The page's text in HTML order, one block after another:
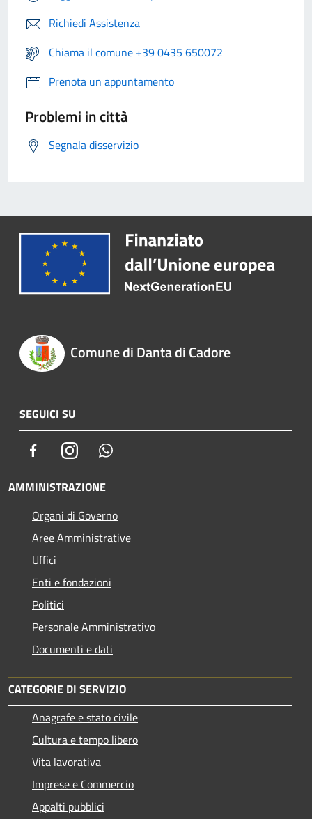
Richiedi Assistenza
Chiama il comune +39 0435 650072
Prenota un appuntamento
Problemi in città
Segnala disservizio
Comune di Danta di Cadore
SEGUICI SU
FacebookInstagram
AMMINISTRAZIONE
Organi di Governo
Aree Amministrative
Uffici
Enti e fondazioni
Politici
Personale Amministrativo
Documenti e dati
CATEGORIE DI SERVIZIO
Anagrafe e stato civile
Cultura e tempo libero
Vita lavorativa
Imprese e Commercio
Appalti pubblici